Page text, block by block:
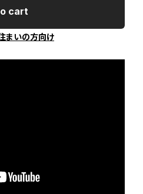
cart
まいの方向け